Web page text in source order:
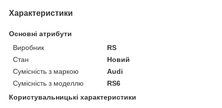
Характеристики
Основні атрибути
Виробник
RS
Стан
Новий
Сумісність з маркою
Audi
Сумісність з моделлю
RS6
Користувальницькі характеристики